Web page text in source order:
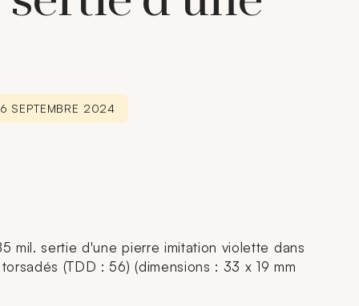
SEPTEMBRE 2024
mil. sertie d'une pierre imitation violette dans
(TDD : 56) (dimensions : 33 x 19 mm